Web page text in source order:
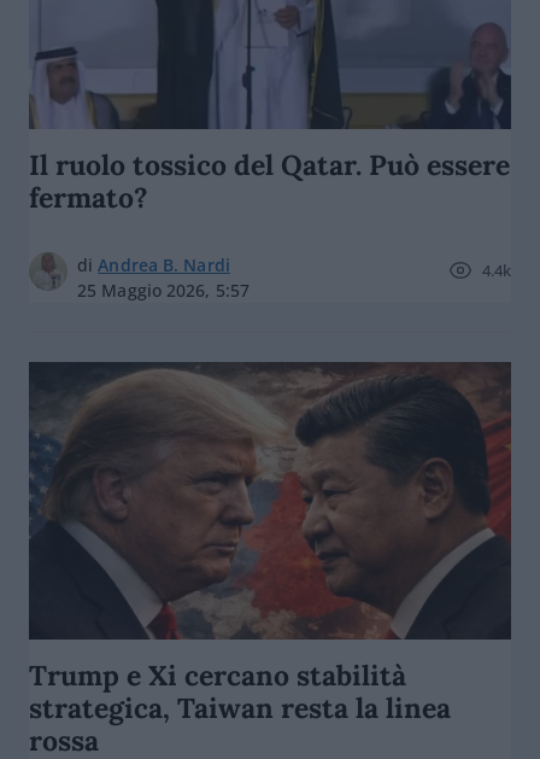
Il ruolo tossico del Qatar. Può essere
fermato?
diAndrea B. Nardi
25 Maggio 2026, 5:57
4.4k
Trump e Xi cercano stabilità
strategica, Taiwan resta la linea
rossa